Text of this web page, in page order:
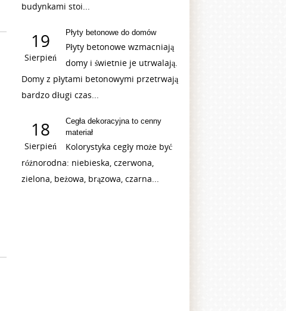
budynkami stoi...
19
Sierpień
Płyty betonowe do domów
Płyty betonowe wzmacniają
domy i świetnie je utrwalają.
Domy z płytami betonowymi przetrwają
bardzo długi czas...
18
Sierpień
Cegła dekoracyjna to cenny
materiał
Kolorystyka cegły może być
różnorodna: niebieska, czerwona,
zielona, beżowa, brązowa, czarna...